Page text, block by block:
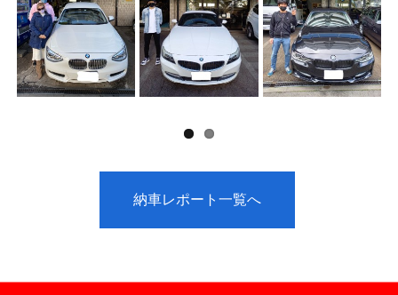
Next
納車レポート一覧へ